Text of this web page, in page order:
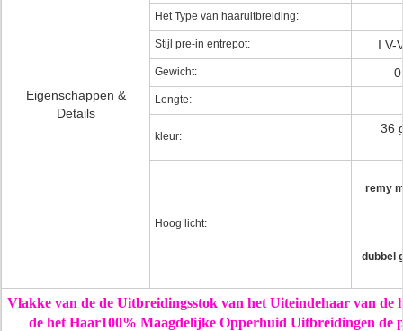
Eigenschappen &
Details
Het Type van haaruitbreiding:
Stijl pre-in entrepot: I V-
Gewicht:
Lengte:
kleur:
36
Hoog licht:
remy
dubbel
Vlakke van de de Uitbreidingsstok van het Uiteindehaar van de
de het Haar100% Maagdelijke Opperhuid Uitbreidingen de